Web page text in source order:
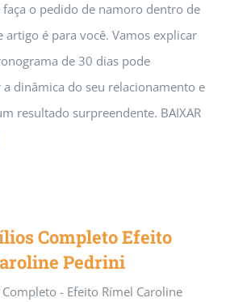
faça o pedido de namoro dentro de
artigo é para você. Vamos explicar
de 30 dias pode
dinâmica do seu relacionamento e
resultado surpreendente. BAIXAR
Completo Efeito
Pedrini
- Efeito Rímel Caroline